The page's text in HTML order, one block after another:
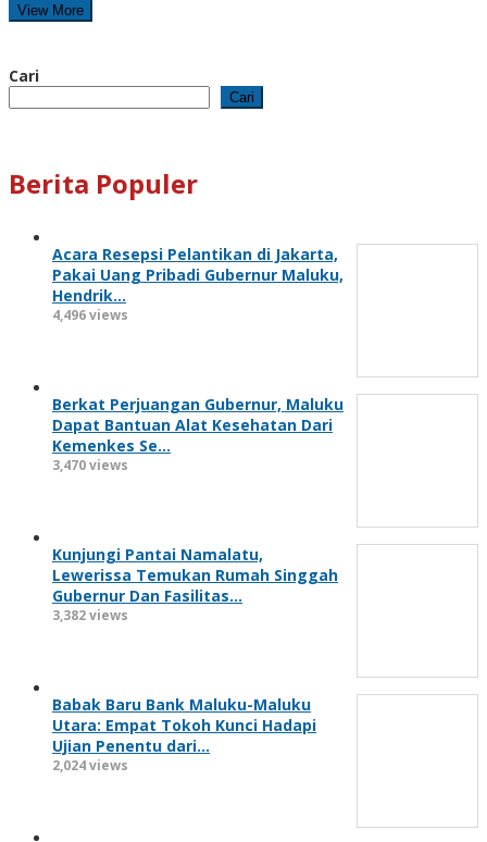
View More
Cari
Cari
Berita Populer
Acara Resepsi Pelantikan di Jakarta,
Pakai Uang Pribadi Gubernur Maluku,
Hendrik…
4,496 views
Berkat Perjuangan Gubernur, Maluku
Dapat Bantuan Alat Kesehatan Dari
Kemenkes Se…
3,470 views
Kunjungi Pantai Namalatu,
Lewerissa Temukan Rumah Singgah
Gubernur Dan Fasilitas…
3,382 views
Babak Baru Bank Maluku-Maluku
Utara: Empat Tokoh Kunci Hadapi
Ujian Penentu dari…
2,024 views